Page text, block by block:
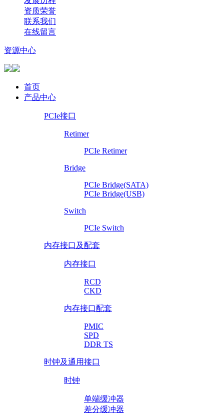
资质荣誉
联系我们
在线留言
资源中心
首页
产品中心
PCIe接口
Retimer
PCIe Retimer
Bridge
PCIe Bridge(SATA)
PCIe Bridge(USB)
Switch
PCIe Switch
内存接口及配套
内存接口
RCD
CKD
内存接口配套
PMIC
SPD
DDR TS
时钟及通用接口
时钟
单端缓冲器
差分缓冲器